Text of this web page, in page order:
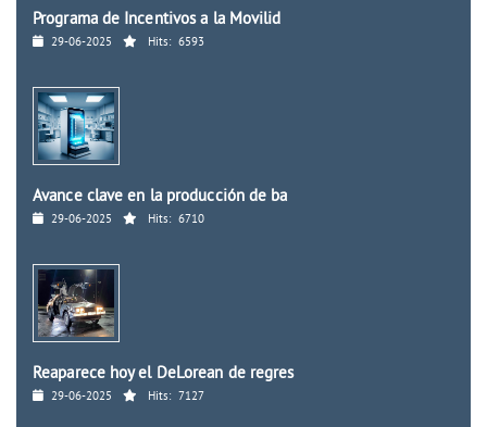
Programa de Incentivos a la Movilid
29-06-2025 Hits: 6593
Avance clave en la producción de ba
29-06-2025 Hits: 6710
Reaparece hoy el DeLorean de regres
29-06-2025 Hits: 7127